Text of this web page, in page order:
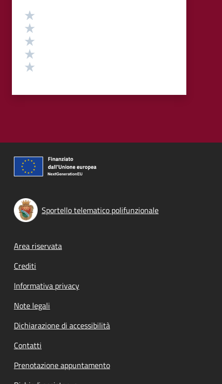
Valutazione
Sportello telematico polifunzionale
Footer menu
Area riservata
Crediti
Informativa privacy
Note legali
Dichiarazione di accessibilità
Contatti
Prenotazione appuntamento